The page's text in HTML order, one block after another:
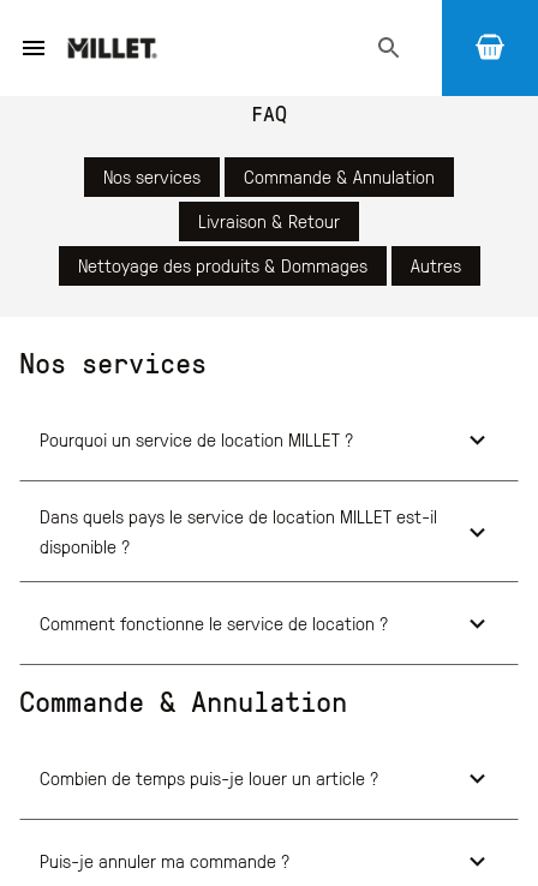
FAQ
Nos services
Commande & Annulation
Livraison & Retour
Nettoyage des produits & Dommages
Autres
Nos services
Pourquoi un service de location MILLET ?
Dans quels pays le service de location MILLET est-il
disponible ?
Comment fonctionne le service de location ?
Commande & Annulation
Combien de temps puis-je louer un article ?
Puis-je annuler ma commande ?